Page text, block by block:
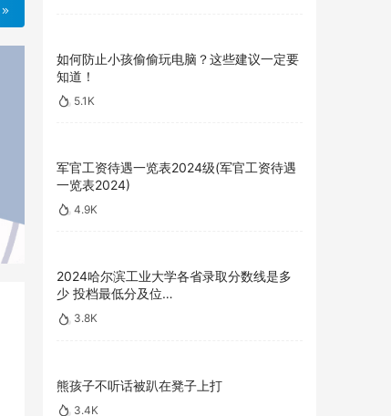
如何防止小孩偷偷玩电脑？这些建议一定要
知道！
5.1K
军官工资待遇一览表2024级(军官工资待遇
一览表2024)
4.9K
2024哈尔滨工业大学各省录取分数线是多
少 投档最低分及位…
3.8K
熊孩子不听话被趴在凳子上打
3.4K